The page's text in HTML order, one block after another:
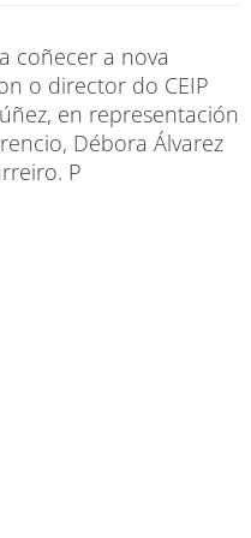
coñecer a nova
o director do CEIP
en representación
Débora Álvarez
P